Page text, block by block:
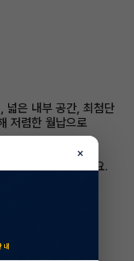
넓은 내부 공간, 최첨단
저렴한 월납으로
에 대해 문의하세요.
할 수 있습니다.
×